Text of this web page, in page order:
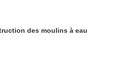
des moulins à eau